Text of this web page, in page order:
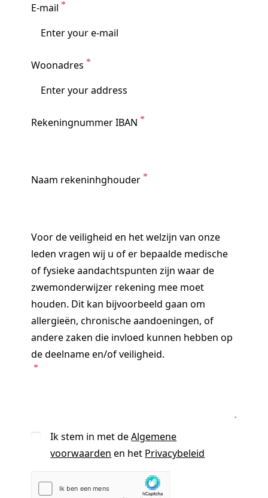
E-mail
Woonadres
Rekeningnummer IBAN
Naam rekeninhghouder
Voor de veiligheid en het welzijn van onze
leden vragen wij u of er bepaalde medische
of fysieke aandachtspunten zijn waar de
zwemonderwijzer rekening mee moet
houden. Dit kan bijvoorbeeld gaan om
allergieën, chronische aandoeningen, of
andere zaken die invloed kunnen hebben op
de deelname en/of veiligheid.
Ik stem in met deAlgemene
voorwaarden en het Privacybeleid